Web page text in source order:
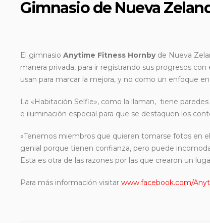
Gimnasio de Nueva
El gimnasio Anytime Fitness Hornbyde Nueva
manera privada, para ir registrando sus progresos
usan para marcar la mejora, y no como un enfoque
La «Habitación Selfie», como la llaman, tiene
e iluminación especial para que se destaquen los
«Tenemos miembros que quieren tomarse fotos en
genial porque tienen confianza, pero puede
Esta es otra de las razones por las que crearon un
Para más información visitar www.facebook.com/